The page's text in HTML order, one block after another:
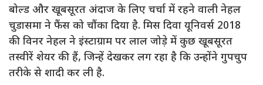
बोल्ड और खूबसूरत अंदाज के लिए चर्चा में रहने वाली नेहल
चुडासमा ने फैंस को चौंका दिया है. मिस दिवा यूनिवर्स 2018
की विनर नेहल ने इंस्टाग्राम पर लाल जोड़े में कुछ खूबसूरत
तस्वीरें शेयर की हैं, जिन्हें देखकर लग रहा है कि उन्होंने गुपचुप
तरीके से शादी कर ली है.